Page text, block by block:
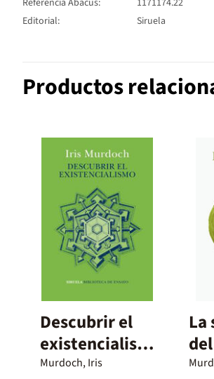
Editorial:
Siruela
Productos
Descubrir el
existencialism
o
Murdoch, Iris
La